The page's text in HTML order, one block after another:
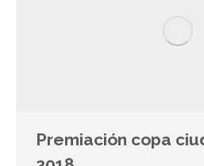
Premiación copa